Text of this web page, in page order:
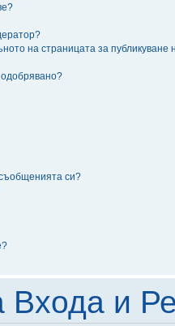
на страницата за публикуване
си?
Входа и